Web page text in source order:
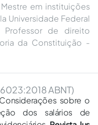
em instituições
Universidade Federal
Professor de direito
da Constituição -
ABNT)
sobre o
dos salários de